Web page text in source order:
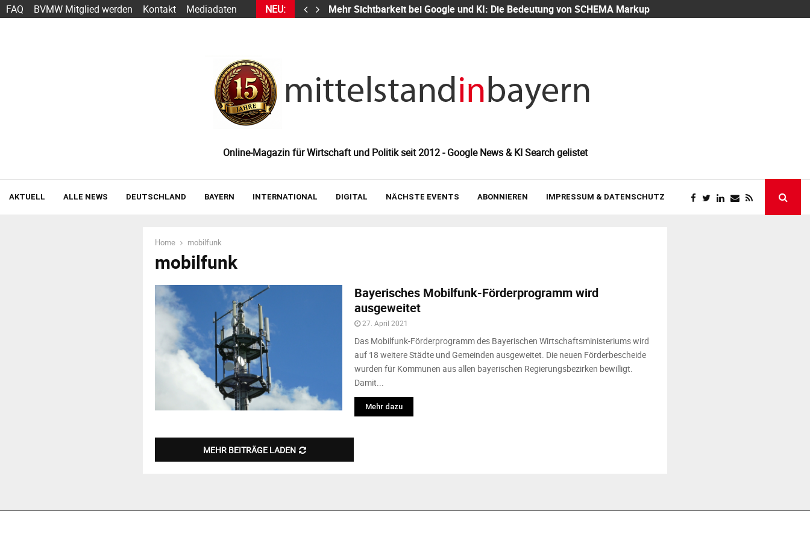
FAQ BVMW Mitglied werden Kontakt Mediadaten NEU:
heute schon funktioniert — und wie der Einstieg gelingt Mehr Sichtbarkeit bei Google und KI: Die Bedeutung von SCHEMA Markup
Online-Magazin für Wirtschaft und Politik seit 2012 - Google News & KI Search gelistet
AKTUELL ALLE NEWS DEUTSCHLAND BAYERN INTERNATIONAL DIGITAL NÄCHSTE EVENTS ABONNIEREN IMPRESSUM & DATENSCHUTZ
Home mobilfunk
mobilfunk
Bayerisches Mobilfunk-Förderprogramm wird
ausgeweitet
27. April 2021
Das Mobilfunk-Förderprogramm des Bayerischen Wirtschaftsministeriums wird
auf 18 weitere Städte und Gemeinden ausgeweitet. Die neuen Förderbescheide
wurden für Kommunen aus allen bayerischen Regierungsbezirken bewilligt.
Damit...
Mehr dazu
MEHR BEITRÄGE LADEN